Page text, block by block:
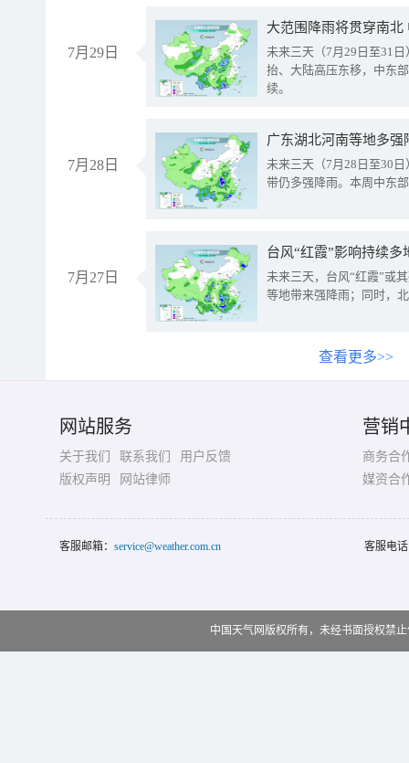
7月29日
大范围降雨将贯穿南
未来三天（7月29日至31
抬、大陆高压东移，中东
续。
7月28日
广东湖北河南等地多
未来三天（7月28日至30
带仍多强降雨。本周中东
7月27日
台风“红霞”影响持续
未来三天，台风“红霞”或
等地带来强降雨；同时，
查看更多>>
网站服务
关于我们 联系我们
用户反馈
版权声明
网站律师
营销
商务合
媒资合
客服邮箱： service@weather.com.cn 客服电
中国天气网版权所有，未经书面授权